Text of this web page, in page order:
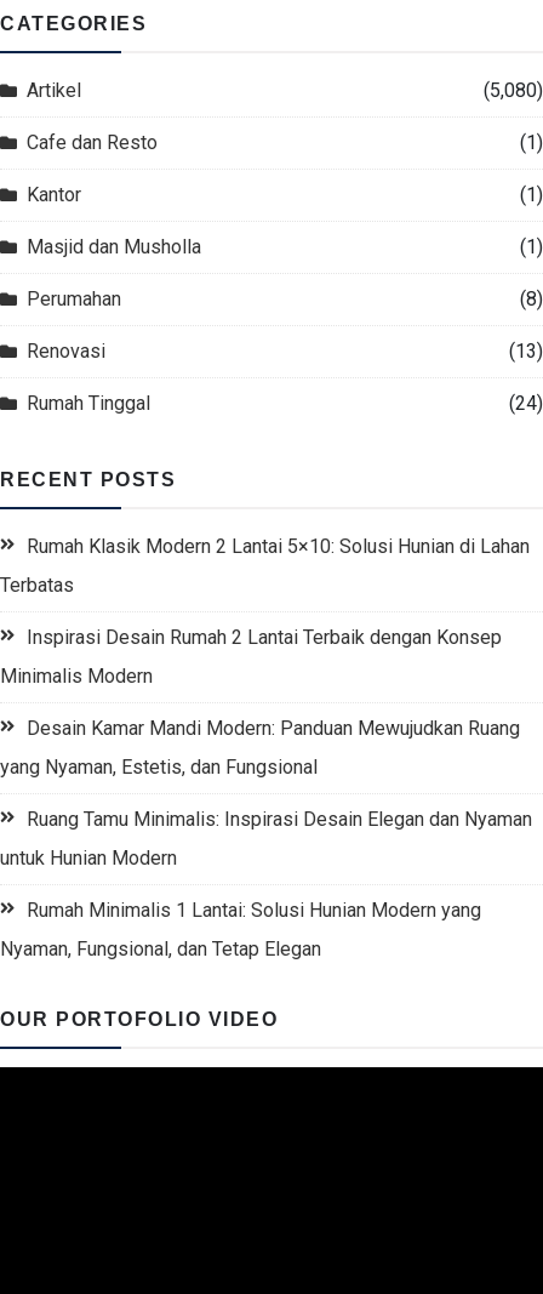
CATEGORIES
Artikel (5,080)
Cafe dan Resto (1)
Kantor (1)
Masjid dan Musholla (1)
Perumahan (8)
Renovasi (13)
Rumah Tinggal (24)
RECENT POSTS
Rumah Klasik Modern 2 Lantai 5×10: Solusi Hunian di Lahan
Terbatas
Inspirasi Desain Rumah 2 Lantai Terbaik dengan Konsep
Minimalis Modern
Desain Kamar Mandi Modern: Panduan Mewujudkan Ruang
yang Nyaman, Estetis, dan Fungsional
Ruang Tamu Minimalis: Inspirasi Desain Elegan dan Nyaman
untuk Hunian Modern
Rumah Minimalis 1 Lantai: Solusi Hunian Modern yang
Nyaman, Fungsional, dan Tetap Elegan
OUR PORTOFOLIO VIDEO